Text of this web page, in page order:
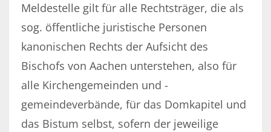
Meldestelle gilt für alle Rechtsträger, die als
sog. öffentliche juristische Personen
kanonischen Rechts der Aufsicht des
Bischofs von Aachen unterstehen, also für
alle Kirchengemeinden und -
gemeindeverbände, für das Domkapitel und
das Bistum selbst, sofern der jeweilige